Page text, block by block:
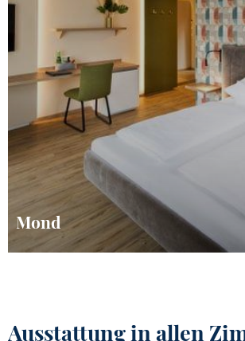
Mond
Ausstattung in allen